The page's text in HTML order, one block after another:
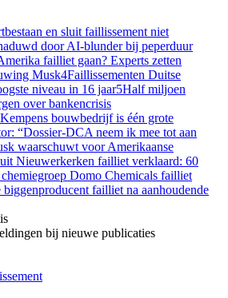
en sluit faillissement niet
door AI-blunder bij peperduur
failliet gaan? Experts zetten
Musk4Faillissementen Duitse
niveau in 16 jaar5Half miljoen
over bankencrisis
bouwbedrijf is één grote
“Dossier-DCA neem ik mee tot aan
waarschuwt voor Amerikaanse
Nieuwerkerken failliet verklaard: 60
chemiegroep Domo Chemicals failliet
failliet na aanhoudende
bij nieuwe publicaties